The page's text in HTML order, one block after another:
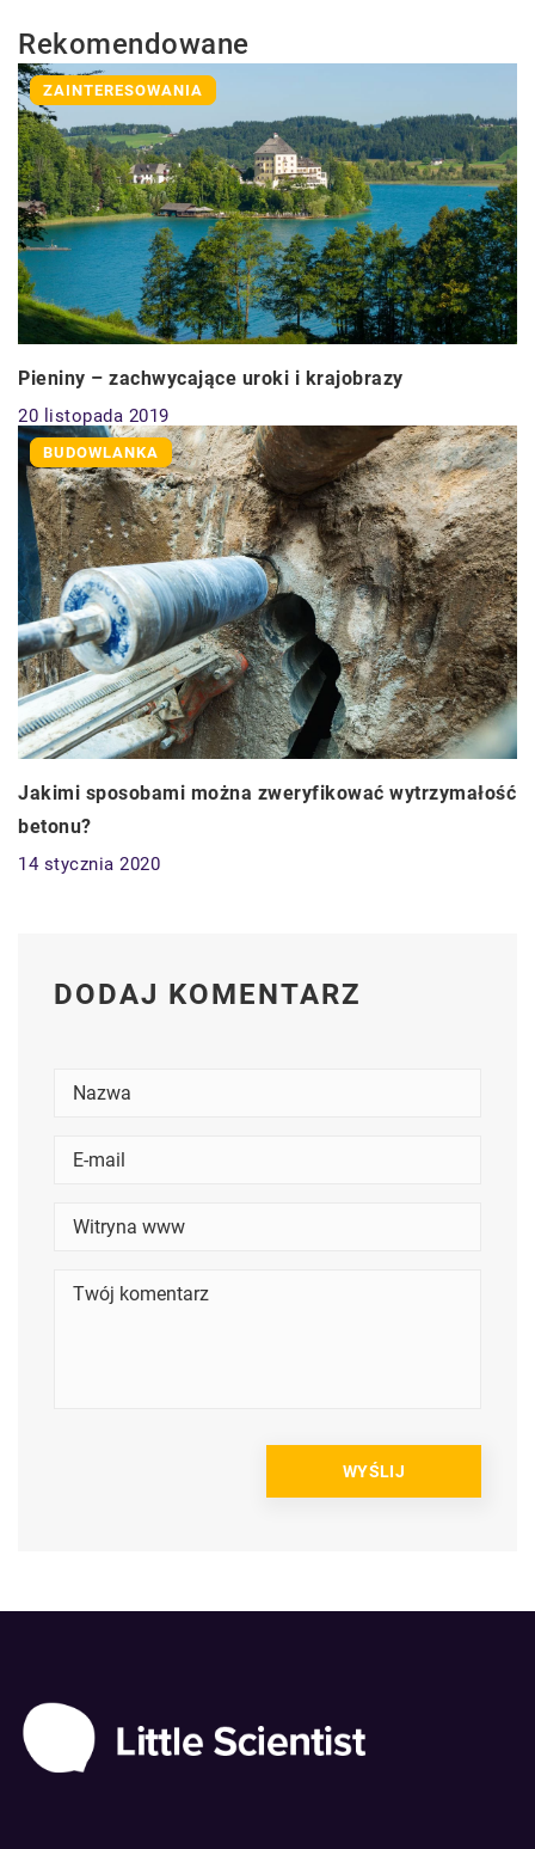
Rekomendowane
ZAINTERESOWANIA
Pieniny – zachwycające uroki i krajobrazy
20 listopada 2019
BUDOWLANKA
Jakimi sposobami można zweryfikować wytrzymałość
betonu?
14 stycznia 2020
DODAJ KOMENTARZ